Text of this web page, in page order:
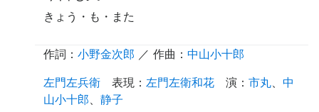
きょう・も・また
作詞： 小野金次郎 ／ 作曲： 中山小十郎
左門左兵衛
表現 ： 左門左衛和花 演 ： 市丸
中
山小十郎
静子